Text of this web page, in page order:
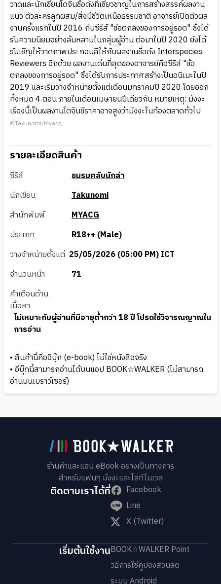
วาดและนักเขียนโดจินชื่อดังที่เชี่ยวชาญในการสร้างสรรค์ผลงาน
แนว ตัวละครลูกผสม/สิ่งมีชีวิตเหนือธรรมชาติ อาจารย์เปิดตัวผล
งานครั้งแรกในปี 2016 กับซีรีส์ "ข้อตกลงของการอยู่รอด" ซึ่งได้
รับความนิยมอย่างล้นหลามในกลุ่มผู้อ่าน ต่อมาในปี 2020 ยังได้
รับเชิญให้วาดภาพประกอบสีให้กับผลงานชื่อดัง Interspecies
Reviewers อีกด้วย ผลงานเด่นที่สุดของอาจารย์คือซีรีส์ "ข้อ
ตกลงของการอยู่รอด" ซึ่งได้รับการประกาศสร้างเป็นอนิเมะในปี
2019 และเริ่มวางจำหน่ายตั้งแต่เดือนมกราคมปี 2020 โดยออก
ทั้งหมด 4 ตอน ภายในเดือนเมษายนปีเดียวกัน หมายเหตุ: มังงะ
เรื่องนี้เป็นผลงานโดจินชิราคาอาจสูงว่ามังงะในท้องตลาดทั่วไป
©Takunomi/Myacg
รายละเอียดสินค้า
ซีรีส์
ชมรมคลับนักล่า
นักเขียน
Takunomi
สำนักพิมพ์
MYACG
ประเภท
R18++ (Male)
วางจำหน่ายตั้งแต่ 25/05/2026 (05:00 PM) ICT
จำนวนหน้า
71
คำเตือนด้าน
เนื้อหา
ไม่เหมาะกับผู้อ่านที่มีอายุต่ำกว่า 18 ปี โปรดใช้วิจารณญาณใน
การอ่าน
• สินค้านี้คืออีบุ๊ก (e-book) ไม่ใช่หนังสือจริง
• อีบุ๊กนี้สามารถอ่านได้บนแอป BOOK☆WALKER (ไม่สามารถ
อ่านบนเบราว์เซอร์)
ร้านค้าและแอป eBook อย่างเป็นทางการ
สำหรับแฟนๆ มังงะและไลท์โนเวล
ติดตามเราได้ที่
Facebook
Line
X (Twitter)
เริ่มต้นใช้งานBOOK☆WALKER Point
วิธีการใช้คูปองส่วนลด